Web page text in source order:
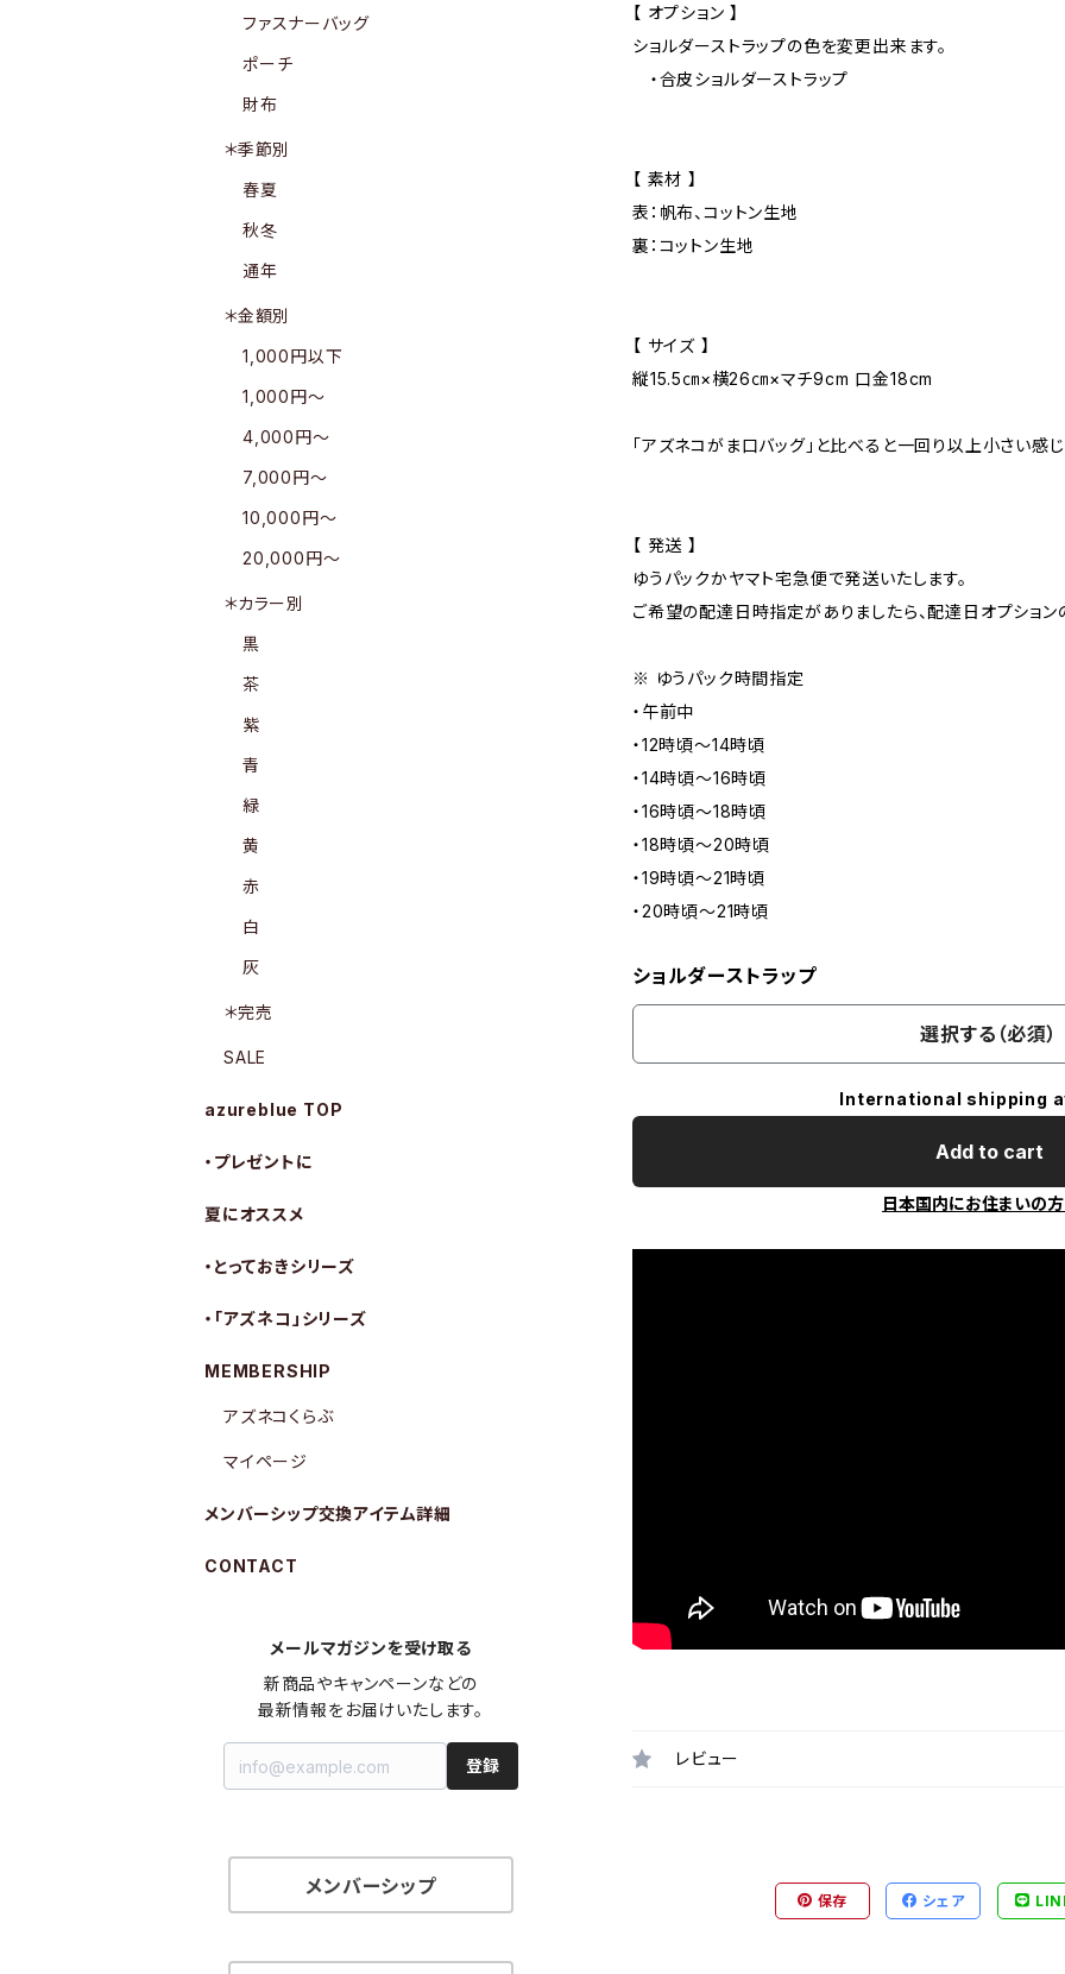
【 オプション 】
ショルダーストラップの色を変更出来ます。
・合皮ショルダーストラップ
【 素材 】
表：帆布、コットン生地
裏：コットン生地
【 サイズ 】
縦15.5㎝×横26㎝×マチ9cm 口金18cm
「アズネコがま口バッグ」と比べると一回り以上小さい感じ
【 発送 】
ゆうパックかヤマト宅急便で発送いたします。
ご希望の配達日時指定がありましたら、配達日オプション
※ ゆうパック時間指定
・午前中
・12時頃〜14時頃
・14時頃〜16時頃
・16時頃〜18時頃
・18時頃〜20時頃
・19時頃〜21時頃
・20時頃〜21時頃
ショルダーストラップ
選択する（必須）
International shipping
Add to cart
日本国内にお住まいの
レビュー
保存 シェア
ファスナーバッグ
ポーチ
財布
＊季節別
春夏
秋冬
通年
＊金額別
1,000円以下
1,000円〜
4,000円〜
7,000円〜
10,000円〜
20,000円〜
＊カラー別
黒
茶
紫
青
緑
黄
赤
白
灰
＊完売
SALE
azureblue TOP
・プレゼントに
夏にオススメ
・とっておきシリーズ
・「アズネコ」シリーズ
MEMBERSHIP
アズネコくらぶ
マイページ
メンバーシップ交換アイテム詳細
CONTACT
メールマガジンを受け取る
新商品やキャンペーンなどの
最新情報をお届けいたします。
登録
メンバーシップ